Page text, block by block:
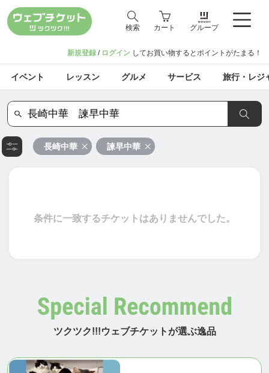
検索 カート グループ
新規登録 / ログイン してお買い物するとポイントがたまる！
イベント レッスン グルメ サービス 旅行・レジ
長崎中華 諫早中華
条件に一致するチケットはありませんでした。
ツクツク!!!ウェブチケットが選ぶ逸品